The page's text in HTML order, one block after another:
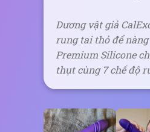
Dương vật giả
rung tai thỏ để
Premium Silicone
thụt cùng 7 chế độ